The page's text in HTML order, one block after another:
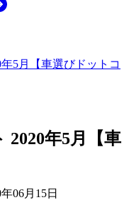
5月【車選びドットコ
2020年5月【車
06月15日